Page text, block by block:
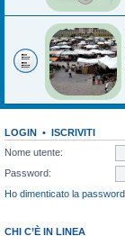
LOGIN • ISCRIVITI
Nome utente:
Password:
Ho dimenticato la password
CHI C’È IN LINEA